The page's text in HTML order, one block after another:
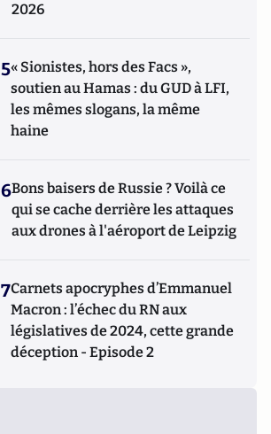
2026
5« Sionistes, hors des Facs »,
soutien au Hamas : du GUD à LFI,
les mêmes slogans, la même
haine
6Bons baisers de Russie ? Voilà ce
qui se cache derrière les attaques
aux drones à l'aéroport de Leipzig
7Carnets apocryphes d’Emmanuel
Macron : l’échec du RN aux
législatives de 2024, cette grande
déception - Episode 2